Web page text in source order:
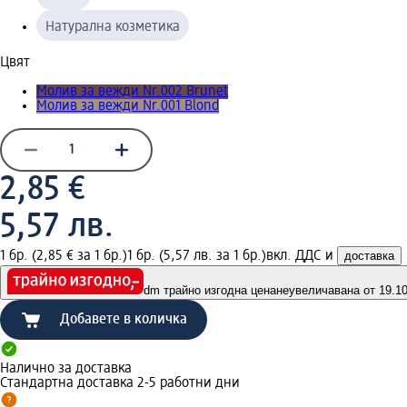
Натурална козметика
Цвят
Молив за вежди Nr.002 Brunet
Молив за вежди Nr.001 Blond
2,85 €
5,57 лв.
1 бр. (2,85 € за 1 бр.)1 бр. (5,57 лв. за 1 бр.)вкл. ДДС и доставка
dm трайно изгодна ценанеувеличавана от
Добавете в количка
Налично за доставка
Стандартна доставка 2-5 работни дни